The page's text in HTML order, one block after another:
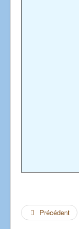
Précédent